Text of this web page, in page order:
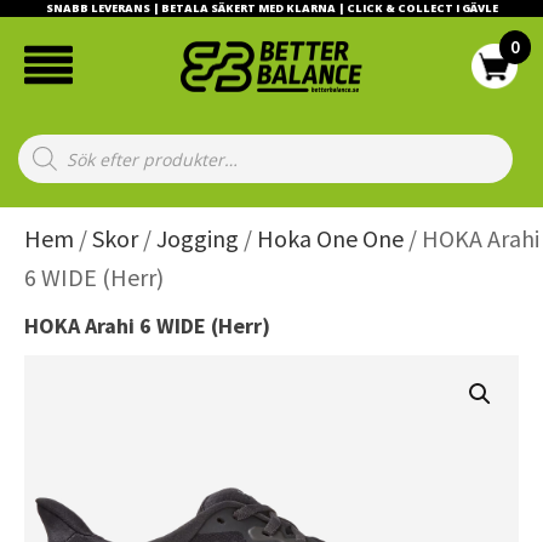
SNABB LEVERANS | BETALA SÄKERT MED KLARNA | CLICK & COLLECT I GÄVLE
Products
search
Hem /Skor/Jogging / Hoka One One / HOKA Arahi
6 WIDE (Herr)
HOKA Arahi 6 WIDE (Herr)